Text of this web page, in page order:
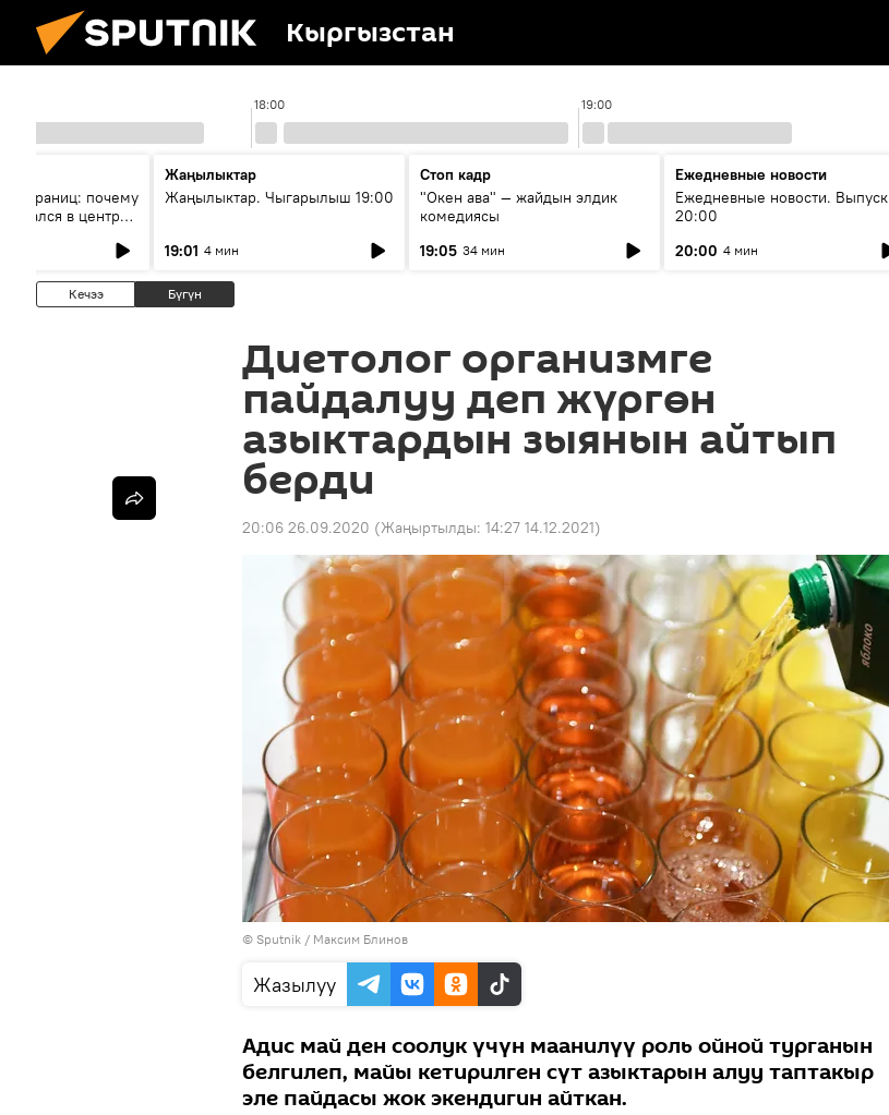
Кыргызстан
18:00 19:00
границ: почему
в центре
Жаңылыктар
Жаңылыктар. Чыгарылыш 19:00
19:01 4 мин
Стоп кадр
"Окен ава" — жайдын элдик
комедиясы
19:05 34 мин
Ежедневные новости
Ежедневные новости. Выпуск
20:00
20:00 4 мин
Кечээ Бүгүн
Диетолог организмге
пайдалуу деп жүргөн
азыктардын зыянын айтып
берди
20:06 26.09.2020 (Жаңыртылды: 14:27 14.12.2021)
© Sputnik / Максим Блинов
Жазылуу
Адис май ден соолук үчүн маанилүү роль ойной турганын
белгилеп, майы кетирилген сүт азыктарын алуу таптакыр
эле пайдасы жок экендигин айткан.